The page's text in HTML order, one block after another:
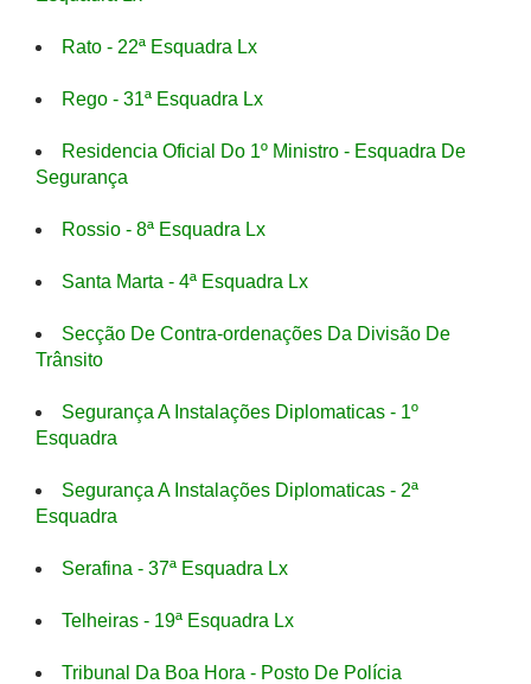
Rato - 22ª Esquadra Lx
Rego - 31ª Esquadra Lx
Residencia Oficial Do 1º Ministro - Esquadra De
Segurança
Rossio - 8ª Esquadra Lx
Santa Marta - 4ª Esquadra Lx
Secção De Contra-ordenações Da Divisão De
Trânsito
Segurança A Instalações Diplomaticas - 1º
Esquadra
Segurança A Instalações Diplomaticas - 2ª
Esquadra
Serafina - 37ª Esquadra Lx
Telheiras - 19ª Esquadra Lx
Tribunal Da Boa Hora - Posto De Polícia